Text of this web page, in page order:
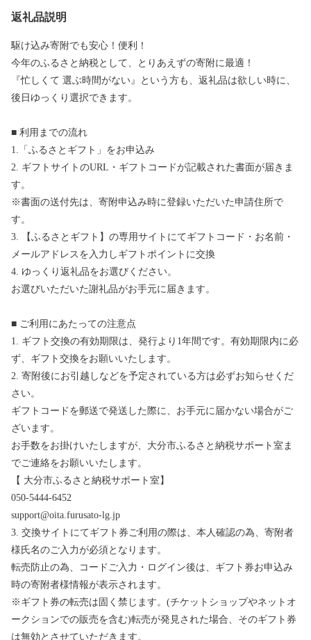
返礼品説明
駆け込み寄附でも安心！便利！
今年のふるさと納税として、とりあえずの寄附に最適！
『忙しくて 選ぶ時間がない』という方も、返礼品は欲しい時に、
後日ゆっくり選択できます。
■ 利用までの流れ
1.「ふるさとギフト」をお申込み
2. ギフトサイトのURL・ギフトコードが記載された書面が届きま
す。
※書面の送付先は、寄附申込み時に登録いただいた申請住所で
す。
3. 【ふるさとギフト】の専用サイトにてギフトコード・お名前・
メールアドレスを入力しギフトポイントに交換
4. ゆっくり返礼品をお選びください。
お選びいただいた謝礼品がお手元に届きます。
■ ご利用にあたっての注意点
1. ギフト交換の有効期限は、発行より1年間です。有効期限内に必
ず、ギフト交換をお願いいたします。
2. 寄附後にお引越しなどを予定されている方は必ずお知らせくだ
さい。
ギフトコードを郵送で発送した際に、お手元に届かない場合がご
ざいます。
お手数をお掛けいたしますが、大分市ふるさと納税サポート室ま
でご連絡をお願いいたします。
【 大分市ふるさと納税サポート室】
050-5444-6452
support@oita.furusato-lg.jp
3. 交換サイトにてギフト券ご利用の際は、本人確認の為、寄附者
様氏名のご入力が必須となります。
転売防止の為、コードご入力・ログイン後は、ギフト券お申込み
時の寄附者様情報が表示されます。
※ギフト券の転売は固く禁じます。(チケットショップやネットオ
ークションでの販売を含む)転売が発見された場合、そのギフト券
は無効とさせていただきます。